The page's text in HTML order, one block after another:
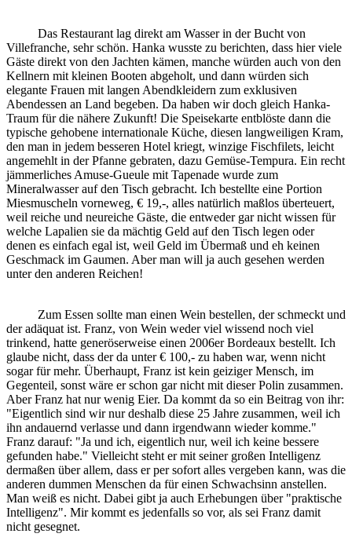
Das Restaurant lag direkt am Wasser in der Bucht von
Villefranche, sehr schön. Hanka wusste zu berichten, dass hier viele
Gäste direkt von den Jachten kämen, manche würden auch von den
Kellnern mit kleinen Booten abgeholt, und dann würden sich
elegante Frauen mit langen Abendkleidern zum exklusiven
Abendessen an Land begeben. Da haben wir doch gleich Hanka-
Traum für die nähere Zukunft! Die Speisekarte entblöste dann die
typische gehobene internationale Küche, diesen langweiligen Kram,
den man in jedem besseren Hotel kriegt, winzige Fischfilets, leicht
angemehlt in der Pfanne gebraten, dazu Gemüse-Tempura. Ein recht
jämmerliches Amuse-Gueule mit Tapenade wurde zum
Mineralwasser auf den Tisch gebracht. Ich bestellte eine Portion
Miesmuscheln vorneweg, € 19,-, alles natürlich maßlos überteuert,
weil reiche und neureiche Gäste, die entweder gar nicht wissen für
welche Lapalien sie da mächtig Geld auf den Tisch legen oder
denen es einfach egal ist, weil Geld im Übermaß und eh keinen
Geschmack im Gaumen. Aber man will ja auch gesehen werden
unter den anderen Reichen!
Zum Essen sollte man einen Wein bestellen, der schmeckt und
der adäquat ist. Franz, von Wein weder viel wissend noch viel
trinkend, hatte generöserweise einen 2006er Bordeaux bestellt. Ich
glaube nicht, dass der da unter € 100,- zu haben war, wenn nicht
sogar für mehr. Überhaupt, Franz ist kein geiziger Mensch, im
Gegenteil, sonst wäre er schon gar nicht mit dieser Polin zusammen.
Aber Franz hat nur wenig Eier. Da kommt da so ein Beitrag von ihr:
"Eigentlich sind wir nur deshalb diese 25 Jahre zusammen, weil ich
ihn andauernd verlasse und dann irgendwann wieder komme."
Franz darauf: "Ja und ich, eigentlich nur, weil ich keine bessere
gefunden habe." Vielleicht steht er mit seiner großen Intelligenz
dermaßen über allem, dass er per sofort alles vergeben kann, was die
anderen dummen Menschen da für einen Schwachsinn anstellen.
Man weiß es nicht. Dabei gibt ja auch Erhebungen über "praktische
Intelligenz". Mir kommt es jedenfalls so vor, als sei Franz damit
nicht gesegnet.